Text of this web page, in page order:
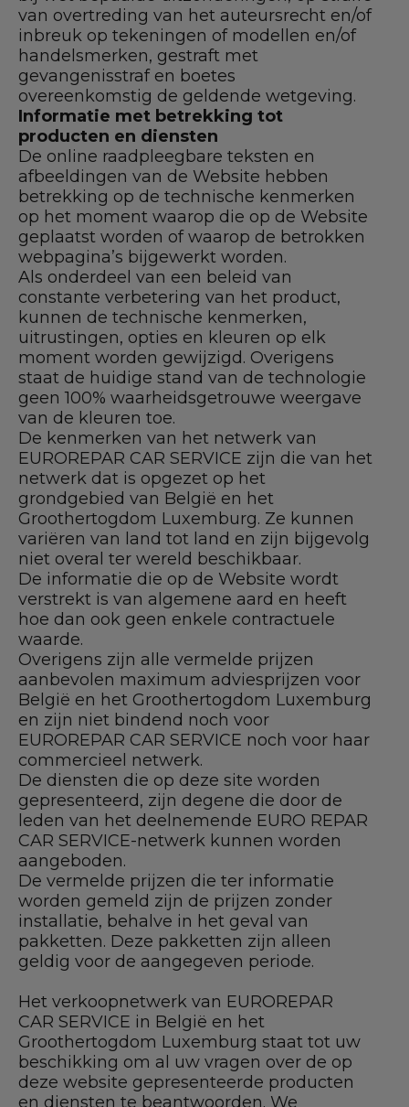
van overtreding van het auteursrecht en/of
inbreuk op tekeningen of modellen en/of
handelsmerken, gestraft met
gevangenisstraf en boetes
overeenkomstig de geldende wetgeving.
Informatie met betrekking tot
producten en diensten
De online raadpleegbare teksten en
afbeeldingen van de Website hebben
betrekking op de technische kenmerken
op het moment waarop die op de Website
geplaatst worden of waarop de betrokken
webpagina’s bijgewerkt worden.
Als onderdeel van een beleid van
constante verbetering van het product,
kunnen de technische kenmerken,
uitrustingen, opties en kleuren op elk
moment worden gewijzigd. Overigens
staat de huidige stand van de technologie
geen 100% waarheidsgetrouwe weergave
van de kleuren toe.
De kenmerken van het netwerk van
EUROREPAR CAR SERVICE zijn die van het
netwerk dat is opgezet op het
grondgebied van België en het
Groothertogdom Luxemburg. Ze kunnen
variëren van land tot land en zijn bijgevolg
niet overal ter wereld beschikbaar.
De informatie die op de Website wordt
verstrekt is van algemene aard en heeft
hoe dan ook geen enkele contractuele
waarde.
Overigens zijn alle vermelde prijzen
aanbevolen maximum adviesprijzen voor
België en het Groothertogdom Luxemburg
en zijn niet bindend noch voor
EUROREPAR CAR SERVICE noch voor haar
commercieel netwerk.
De diensten die op deze site worden
gepresenteerd, zijn degene die door de
leden van het deelnemende EURO REPAR
CAR SERVICE-netwerk kunnen worden
aangeboden.
De vermelde prijzen die ter informatie
worden gemeld zijn de prijzen zonder
installatie, behalve in het geval van
pakketten. Deze pakketten zijn alleen
geldig voor de aangegeven periode.
Het verkoopnetwerk van EUROREPAR
CAR SERVICE in België en het
Groothertogdom Luxemburg staat tot uw
beschikking om al uw vragen over de op
deze website gepresenteerde producten
en diensten te beantwoorden. We